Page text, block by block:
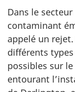
Dans le
contaminant
appelé un
différents
possibles sur le
entourant